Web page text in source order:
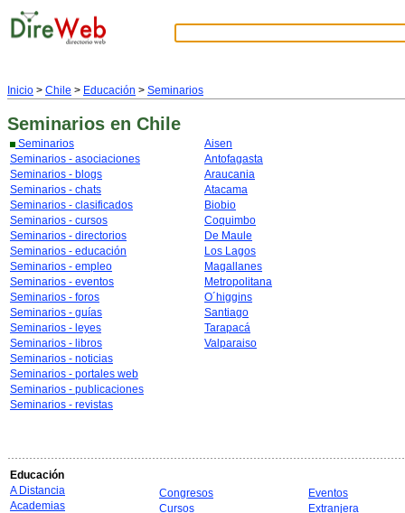
Inicio > Chile > Educación > Seminarios
Seminarios en Chile
Seminarios
Seminarios - asociaciones
Seminarios - blogs
Seminarios - chats
Seminarios - clasificados
Seminarios - cursos
Seminarios - directorios
Seminarios - educación
Seminarios - empleo
Seminarios - eventos
Seminarios - foros
Seminarios - guías
Seminarios - leyes
Seminarios - libros
Seminarios - noticias
Seminarios - portales web
Seminarios - publicaciones
Seminarios - revistas
Aisen
Antofagasta
Araucania
Atacama
Biobio
Coquimbo
De Maule
Los Lagos
Magallanes
Metropolitana
O´higgins
Santiago
Tarapacá
Valparaiso
Educación
A Distancia
Academias
Congresos
Cursos
Eventos
Extranjera